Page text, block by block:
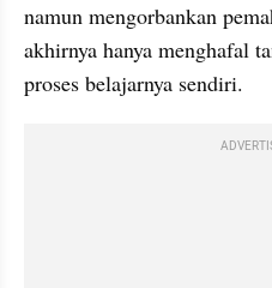
namun mengorbankan
akhirnya hanya menghafal
proses belajarnya sendiri.